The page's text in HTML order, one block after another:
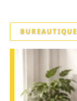
BUREAUTIQUE